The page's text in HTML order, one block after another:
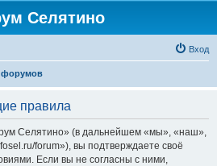
Селятино
Вход
форумов
правила
Селятино» (в дальнейшем «мы», «наш»,
forum»), вы подтверждаете своё
Если вы не согласны с ними,